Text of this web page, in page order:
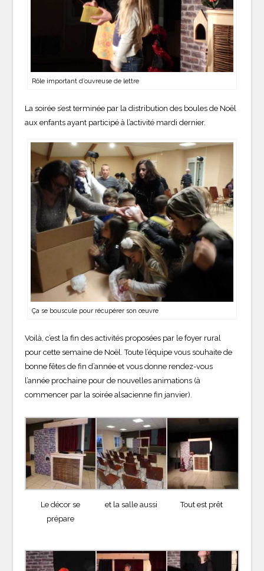
Rôle important d’ouvreuse de lettre
La soirée s’est terminée par la distribution des boules de Noël
aux enfants ayant participé à l’activité mardi dernier.
Ça se bouscule pour récupérer son œuvre
Voilà, c’est la fin des activités proposées par le foyer rural
pour cette semaine de Noël. Toute l’équipe vous souhaite de
bonne fêtes de fin d’année et vous donne rendez-vous
l’année prochaine pour de nouvelles animations (à
commencer par la soirée alsacienne fin janvier).
Le décor se
prépare
et la salle aussi Tout est prêt